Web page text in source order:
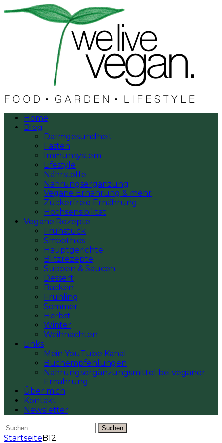
Home
Blog
Darmgesundheit
Fasten
Immunsystem
Lifestyle
Nährstoffe
Nahrungsergänzung
Vegane Ernährung & mehr
Zuckerfreie Ernährung
Hochsensibilität
Vegane Rezepte
Frühstück
Smoothies
Hauptgerichte
Blitzrezepte
Suppen & Saucen
Dessert
Backen
Frühling
Sommer
Herbst
Winter
Weihnachten
Links
Mein YouTube Kanal
Buchempfehlungen
Nahrungsergänzungsmittel bei veganer
Ernährung
Über mich
Kontakt
Newsletter
Suchen
nach:
StartseiteB12